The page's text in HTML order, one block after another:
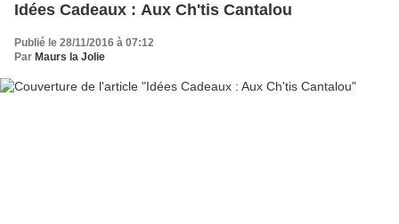
Idées Cadeaux : Aux Ch'tis Cantalou
Publié le 28/11/2016 à 07:12
Par Maurs la Jolie